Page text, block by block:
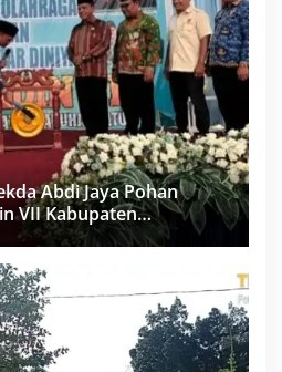
Abdi Jaya Pohan
VII Kabupaten